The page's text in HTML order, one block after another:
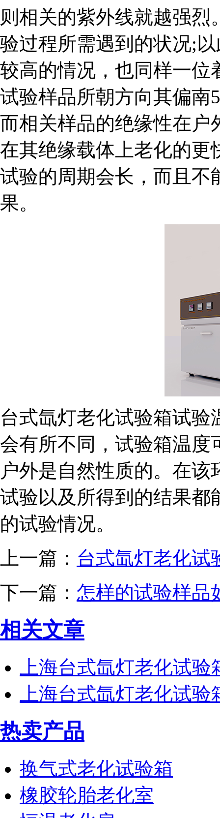
则相关的紫外线就越强
验过程所需遇到的状况;
较高的情况，也同样一位
试验样品所朝方向其偏南
而相关样品的绝缘性在户
在其绝缘载体上老化的更
试验的周期会长，而且不
果。
台式氙灯老化试验箱试
会有所不同，试验箱温度
户外是自然性质的。在
试验以及所得到的结果都
的试验情况。
上一篇： 台式氙灯老化试
下一篇： 怎样的试验样品
相关文章
上海台式氙灯老化试
上海台式氙灯老化试
热卖产品
换气式老化试验箱
橡胶轮胎老化室